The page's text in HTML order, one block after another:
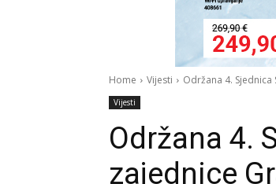
Home Vijesti Održana 4.
Vijesti
Održana 4.
zajednice